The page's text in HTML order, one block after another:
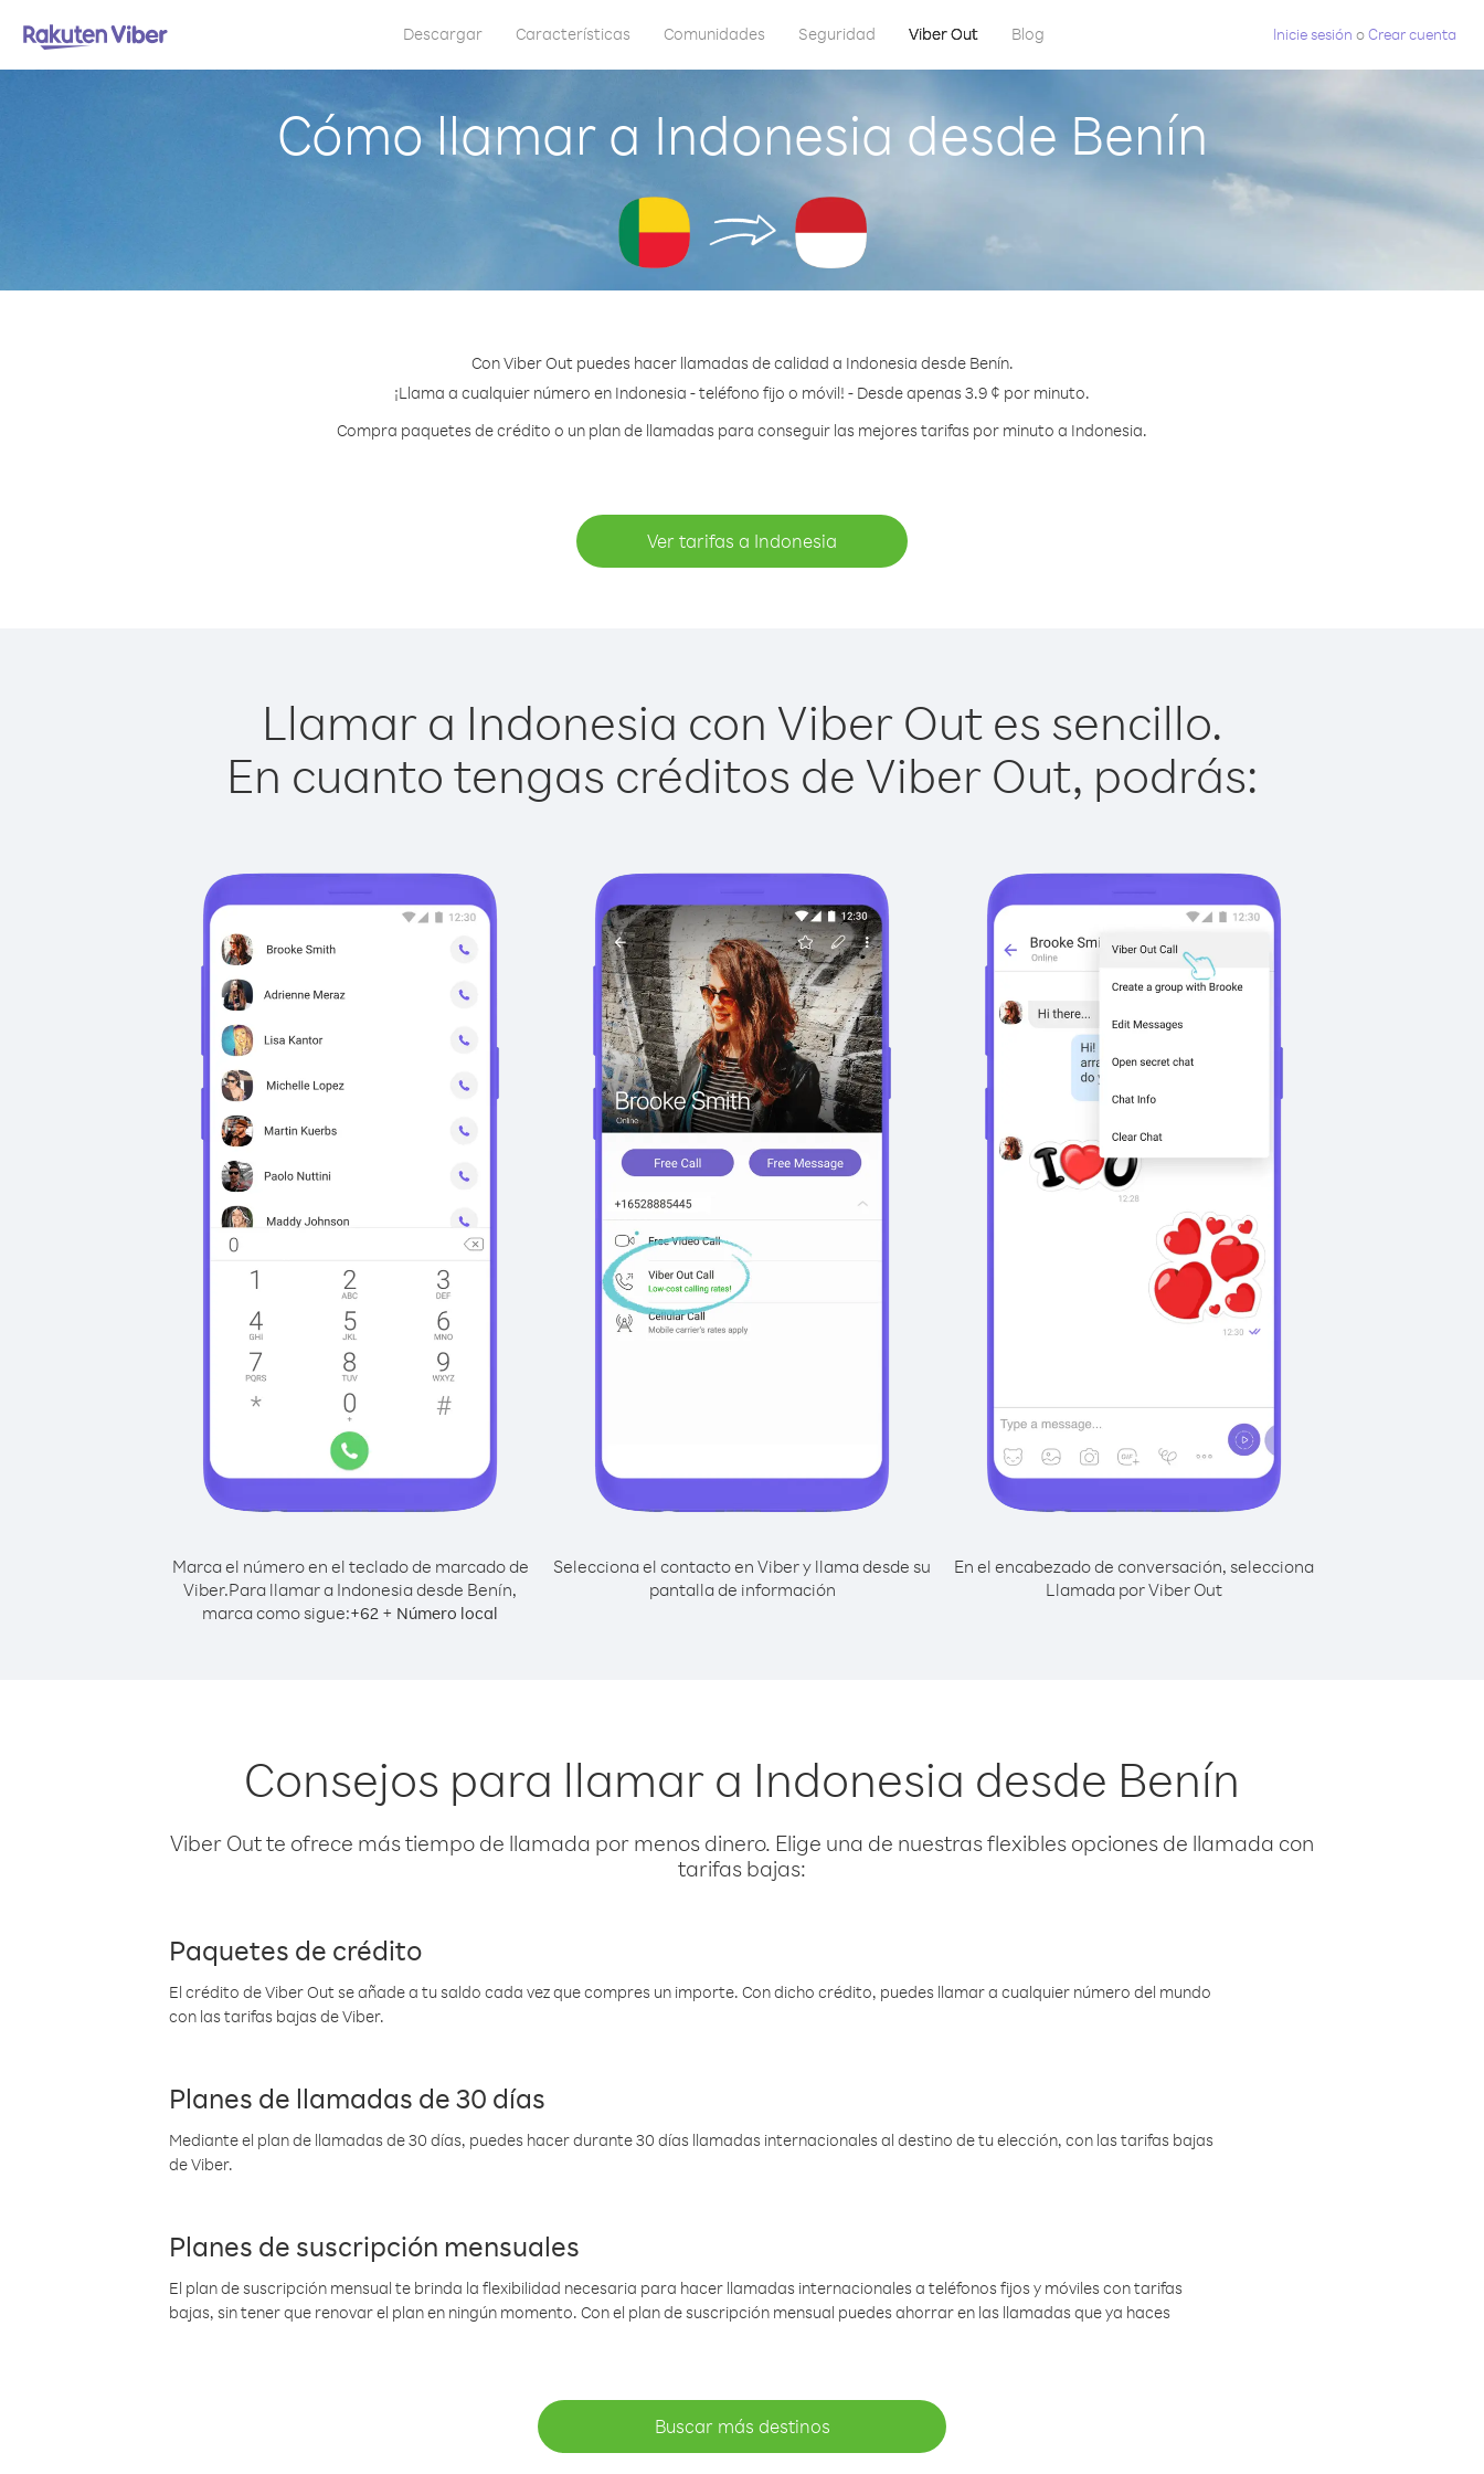
Descargar Características Comunidades Seguridad Viber Out Blog Inicie sesión oCrear cuenta
Cómo llamar a Indonesia desde Benín
Con Viber Out puedes hacer llamadas de calidad a Indonesia desde Benín.
¡Llama a cualquier número en Indonesia - teléfono fijo o móvil! - Desde apenas 3.9 ¢ por minuto.
Compra paquetes de crédito o un plan de llamadas para conseguir las mejores tarifas por minuto a Indonesia.
Ver tarifas a Indonesia
Llamar a Indonesia con Viber Out es sencillo.
En cuanto tengas créditos de Viber Out, podrás:
Marca el número en el teclado de marcado de
Viber.Para llamar a Indonesia desde Benín,
marca como sigue:+62 + Número local
Selecciona el contacto en Viber y llama desde su
pantalla de información
En el encabezado de conversación, selecciona
Llamada por Viber Out
Consejos para llamar a Indonesia desde Benín
Viber Out te ofrece más tiempo de llamada por menos dinero. Elige una de nuestras flexibles opciones de llamada con
tarifas bajas:
Paquetes de crédito
El crédito de Viber Out se añade a tu saldo cada vez que compres un importe. Con dicho crédito, puedes llamar a cualquier número del mundo
con las tarifas bajas de Viber.
Planes de llamadas de 30 días
Mediante el plan de llamadas de 30 días, puedes hacer durante 30 días llamadas internacionales al destino de tu elección, con las tarifas bajas
de Viber.
Planes de suscripción mensuales
El plan de suscripción mensual te brinda la flexibilidad necesaria para hacer llamadas internacionales a teléfonos fijos y móviles con tarifas
bajas, sin tener que renovar el plan en ningún momento. Con el plan de suscripción mensual puedes ahorrar en las llamadas que ya haces
Buscar más destinos